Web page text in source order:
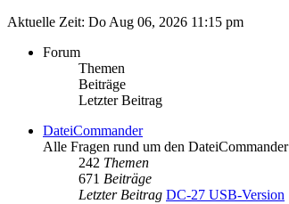
Aktuelle Zeit: Do Aug 06, 2026 11:15 pm
Forum
Themen
Beiträge
Letzter Beitrag
DateiCommander
Alle Fragen rund um den DateiCommander
242 Themen
671 Beiträge
Letzter Beitrag DC-27 USB-Version